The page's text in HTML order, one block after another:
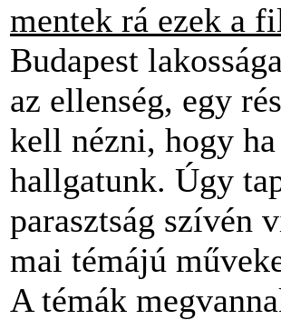
mentek rá ezek a
Budapest
az ellenség, egy
kell nézni, hogy ha
hallgatunk. Úgy
parasztság szívén
mai témájú
A témák